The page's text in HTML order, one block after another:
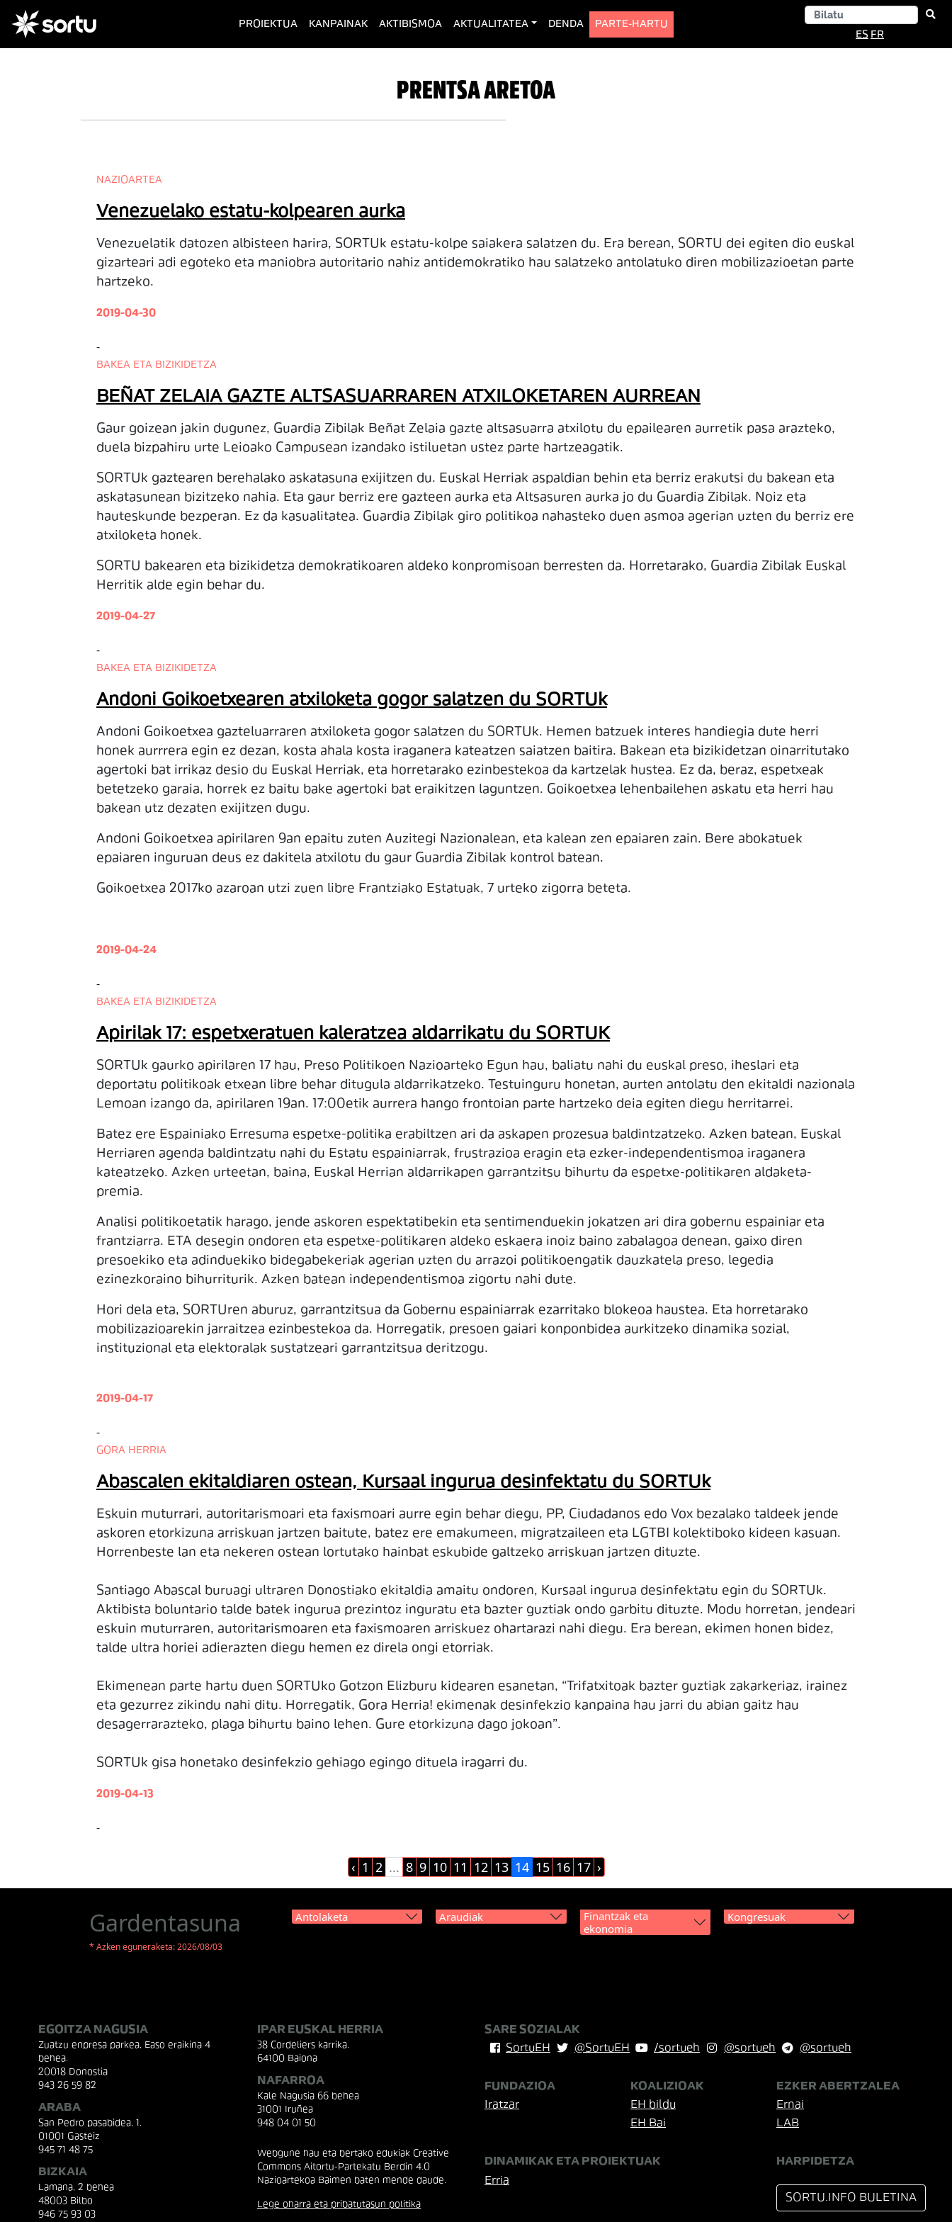
PROIEKTUA (current)
KANPAINAK AKTIBISMOA AKTUALITATEA DENDA
PARTE-HARTU
ES FR
PRENTSA ARETOA
NAZIOARTEA
Venezuelako estatu-kolpearen aurka
Venezuelatik datozen albisteen harira, SORTUk estatu-kolpe saiakera salatzen du. Era berean, SORTU dei egiten dio euskal
gizarteari adi egoteko eta maniobra autoritario nahiz antidemokratiko hau salatzeko antolatuko diren mobilizazioetan parte
hartzeko.
2019-04-30
-
BAKEA ETA BIZIKIDETZA
BEÑAT ZELAIA GAZTE ALTSASUARRAREN ATXILOKETAREN AURREAN
Gaur goizean jakin dugunez, Guardia Zibilak Beñat Zelaia gazte altsasuarra atxilotu du epailearen aurretik pasa arazteko,
duela bizpahiru urte Leioako Campusean izandako istiluetan ustez parte hartzeagatik.
SORTUk gaztearen berehalako askatasuna exijitzen du. Euskal Herriak aspaldian behin eta berriz erakutsi du bakean eta
askatasunean bizitzeko nahia. Eta gaur berriz ere gazteen aurka eta Altsasuren aurka jo du Guardia Zibilak. Noiz eta
hauteskunde bezperan. Ez da kasualitatea. Guardia Zibilak giro politikoa nahasteko duen asmoa agerian uzten du berriz ere
atxiloketa honek.
SORTU bakearen eta bizikidetza demokratikoaren aldeko konpromisoan berresten da. Horretarako, Guardia Zibilak Euskal
Herritik alde egin behar du.
2019-04-27
-
BAKEA ETA BIZIKIDETZA
Andoni Goikoetxearen atxiloketa gogor salatzen du SORTUk
Andoni Goikoetxea gazteluarraren atxiloketa gogor salatzen du SORTUk. Hemen batzuek interes handiegia dute herri
honek aurrrera egin ez dezan, kosta ahala kosta iraganera kateatzen saiatzen baitira. Bakean eta bizikidetzan oinarritutako
agertoki bat irrikaz desio du Euskal Herriak, eta horretarako ezinbestekoa da kartzelak hustea. Ez da, beraz, espetxeak
betetzeko garaia, horrek ez baitu bake agertoki bat eraikitzen laguntzen. Goikoetxea lehenbailehen askatu eta herri hau
bakean utz dezaten exijitzen dugu.
Andoni Goikoetxea apirilaren 9an epaitu zuten Auzitegi Nazionalean, eta kalean zen epaiaren zain. Bere abokatuek
epaiaren inguruan deus ez dakitela atxilotu du gaur Guardia Zibilak kontrol batean.
Goikoetxea 2017ko azaroan utzi zuen libre Frantziako Estatuak, 7 urteko zigorra beteta.
2019-04-24
-
BAKEA ETA BIZIKIDETZA
Apirilak 17: espetxeratuen kaleratzea aldarrikatu du SORTUK
SORTUk gaurko apirilaren 17 hau, Preso Politikoen Nazioarteko Egun hau, baliatu nahi du euskal preso, iheslari eta
deportatu politikoak etxean libre behar ditugula aldarrikatzeko. Testuinguru honetan, aurten antolatu den ekitaldi nazionala
Lemoan izango da, apirilaren 19an. 17:00etik aurrera hango frontoian parte hartzeko deia egiten diegu herritarrei.
Batez ere Espainiako Erresuma espetxe-politika erabiltzen ari da askapen prozesua baldintzatzeko. Azken batean, Euskal
Herriaren agenda baldintzatu nahi du Estatu espainiarrak, frustrazioa eragin eta ezker-independentismoa iraganera
kateatzeko. Azken urteetan, baina, Euskal Herrian aldarrikapen garrantzitsu bihurtu da espetxe-politikaren aldaketa-
premia.
Analisi politikoetatik harago, jende askoren espektatibekin eta sentimenduekin jokatzen ari dira gobernu espainiar eta
frantziarra. ETA desegin ondoren eta espetxe-politikaren aldeko eskaera inoiz baino zabalagoa denean, gaixo diren
presoekiko eta adinduekiko bidegabekeriak agerian uzten du arrazoi politikoengatik dauzkatela preso, legedia
ezinezkoraino bihurriturik. Azken batean independentismoa zigortu nahi dute.
Hori dela eta, SORTUren aburuz, garrantzitsua da Gobernu espainiarrak ezarritako blokeoa haustea. Eta horretarako
mobilizazioarekin jarraitzea ezinbestekoa da. Horregatik, presoen gaiari konponbidea aurkitzeko dinamika sozial,
instituzional eta elektoralak sustatzeari garrantzitsua deritzogu.
2019-04-17
-
GORA HERRIA
Abascalen ekitaldiaren ostean, Kursaal ingurua desinfektatu du SORTUk
Eskuin muturrari, autoritarismoari eta faxismoari aurre egin behar diegu, PP, Ciudadanos edo Vox bezalako taldeek jende
askoren etorkizuna arriskuan jartzen baitute, batez ere emakumeen, migratzaileen eta LGTBI kolektiboko kideen kasuan.
Horrenbeste lan eta nekeren ostean lortutako hainbat eskubide galtzeko arriskuan jartzen dituzte.
Santiago Abascal buruagi ultraren Donostiako ekitaldia amaitu ondoren, Kursaal ingurua desinfektatu egin du SORTUk.
Aktibista boluntario talde batek ingurua prezintoz inguratu eta bazter guztiak ondo garbitu dituzte. Modu horretan, jendeari
eskuin muturraren, autoritarismoaren eta faxismoaren arriskuez ohartarazi nahi diegu. Era berean, ekimen honen bidez,
talde ultra horiei adierazten diegu hemen ez direla ongi etorriak.
Ekimenean parte hartu duen SORTUko Gotzon Elizburu kidearen esanetan, “Trifatxitoak bazter guztiak zakarkeriaz, irainez
eta gezurrez zikindu nahi ditu. Horregatik, Gora Herria! ekimenak desinfekzio kanpaina hau jarri du abian gaitz hau
desagerrarazteko, plaga bihurtu baino lehen. Gure etorkizuna dago jokoan”.
SORTUk gisa honetako desinfekzio gehiago egingo dituela iragarri du.
2019-04-13
-
‹ 1 2 ... 8 9 10 11 12 13 14 15 16 17 ›
Gardentasuna
* Azken eguneraketa: 2026/08/03
Antolaketa Araudiak
Finantzak eta
ekonomia
Kongresuak
EGOITZA NAGUSIA
Zuatzu enpresa parkea, Easo eraikina 4
behea.
20018 Donostia
943 26 59 82
ARABA
San Pedro pasabidea, 1.
01001 Gasteiz
945 71 48 75
BIZKAIA
Lamana, 2 behea
48003 Bilbo
946 75 93 03
IPAR EUSKAL HERRIA
38 Cordeliers karrika.
64100 Baiona
NAFARROA
Kale Nagusia 66 behea
31001 Iruñea
948 04 01 50
Webgune hau eta bertako edukiak Creative
Commons Aitortu-Partekatu Berdin 4.0
Nazioartekoa Baimen baten mende daude.
Lege oharra eta pribatutasun politika
SARE SOZIALAK
SortuEH
@SortuEH /sortueh @sortueh @sortueh
FUNDAZIOA
Iratzar
KOALIZIOAK
EH bildu
EH Bai
EZKER ABERTZALEA
Ernai
LAB
DINAMIKAK ETA PROIEKTUAK
Erria
HARPIDETZA
SORTU.INFO BULETINA